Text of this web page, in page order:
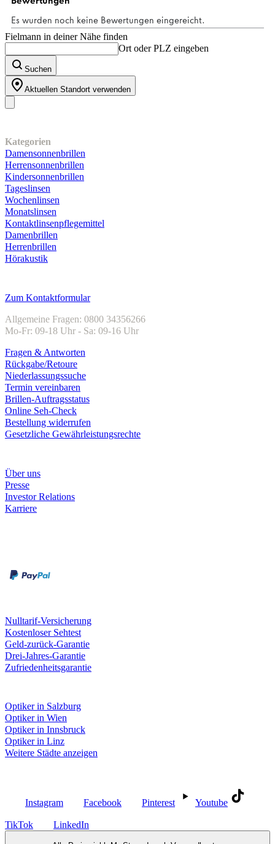
Fielmann in deiner Nähe finden
Ort oder PLZ eingeben
Suchen
Aktuellen Standort verwenden
Kategorien
Damensonnenbrillen
Herrensonnenbrillen
Kindersonnenbrillen
Tageslinsen
Wochenlinsen
Monatslinsen
Kontaktlinsenpflegemittel
Damenbrillen
Herrenbrillen
Hörakustik
Zum Kontaktformular
Allgemeine Fragen: 0800 34356266
Mo-Fr: 09-18 Uhr - Sa: 09-16 Uhr
Fragen & Antworten
Rückgabe/Retoure
Niederlassungssuche
Termin vereinbaren
Brillen-Auftragsstatus
Online Seh-Check
Bestellung widerrufen
Gesetzliche Gewährleistungsrechte
Über uns
Presse
Investor Relations
Karriere
Nulltarif-Versicherung
Kostenloser Sehtest
Geld-zurück-Garantie
Drei-Jahres-Garantie
Zufriedenheitsgarantie
Optiker in Salzburg
Optiker in Wien
Optiker in Innsbruck
Optiker in Linz
Weitere Städte anzeigen
Instagram Facebook Pinterest Youtube
TikTok LinkedIn